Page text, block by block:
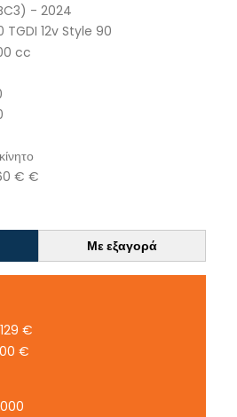
- 2024
TGDI 12v Style 90
cc
€ €
Με εξαγορά
€
€